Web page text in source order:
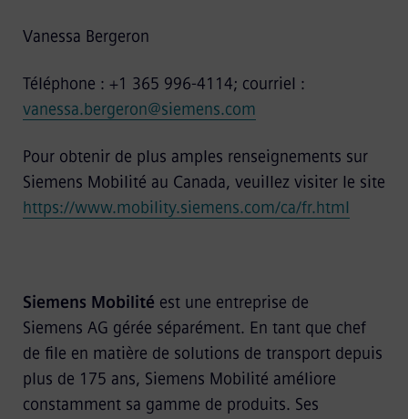
Vanessa Bergeron
Téléphone : +1 365 996-4114; courriel :
vanessa.bergeron@siemens.com
Pour obtenir de plus amples renseignements sur
Siemens Mobilité au Canada, veuillez visiter le site
https://www.mobility.siemens.com/ca/fr.html
Siemens Mobilité est une entreprise de
Siemens AG gérée séparément. En tant que chef
de file en matière de solutions de transport depuis
plus de 175 ans, Siemens Mobilité améliore
constamment sa gamme de produits. Ses